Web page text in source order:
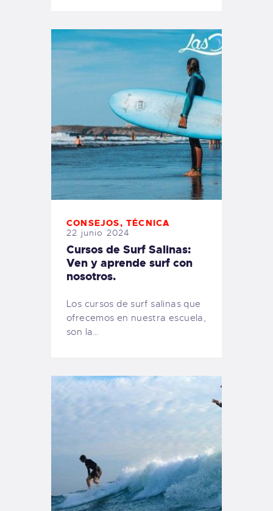
CONSEJOS,TÉCNICA
22 junio 2024
Cursos de Surf Salinas:
Ven y aprende surf con
nosotros.
Los cursos de surf salinas que
ofrecemos en nuestra escuela,
son la…